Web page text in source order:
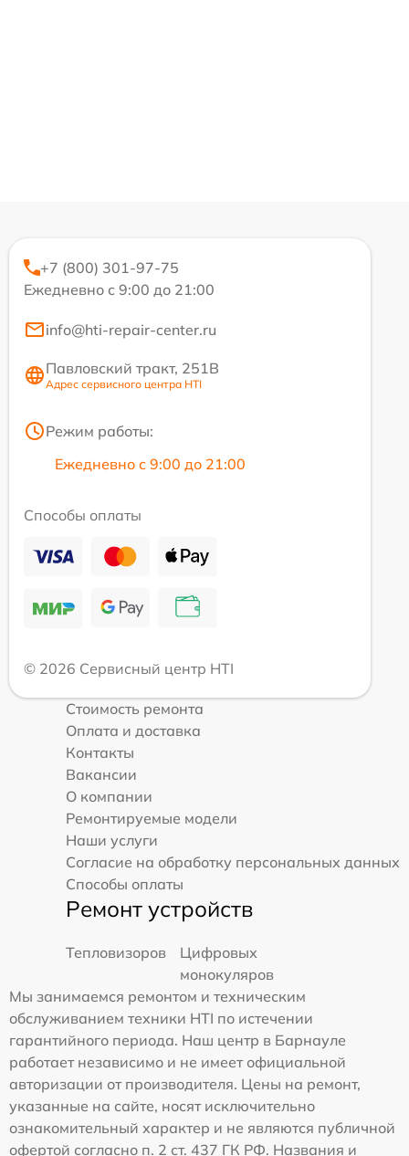
+7 (800) 301-97-75
Ежедневно с 9:00 до 21:00
info@hti-repair-center.ru
Павловский тракт, 251В
Адрес сервисного центра HTI
Режим работы:
Ежедневно с 9:00 до 21:00
Способы оплаты
© 2026 Сервисный центр HTI
Стоимость ремонта
Оплата и доставка
Контакты
Вакансии
О компании
Ремонтируемые модели
Наши услуги
Согласие на обработку персональных данных
Способы оплаты
Ремонт устройств
Тепловизоров
Цифровых
монокуляров
Мы занимаемся ремонтом и техническим
обслуживанием техники HTI по истечении
гарантийного периода. Наш центр в Барнауле
работает независимо и не имеет официальной
авторизации от производителя. Цены на ремонт,
указанные на сайте, носят исключительно
ознакомительный характер и не являются публичной
офертой согласно п. 2 ст. 437 ГК РФ. Названия и